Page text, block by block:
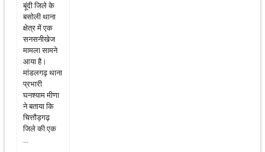
बूंदी जिले के
बसोली थाना
क्षेत्र में एक
सनसनीखेज
मामला सामने
आया है।
मांडलगढ़ थाना
प्रभारी
घनश्याम मीणा
ने बताया कि
चित्तौड़गढ़
जिले की एक